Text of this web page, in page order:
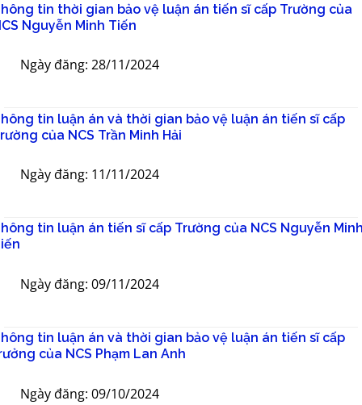
tin thời gian bảo vệ luận án tiến sĩ cấp Trường của
Nguyễn Minh Tiến
Ngày đăng: 28/11/2024
tin luận án và thời gian bảo vệ luận án tiến sĩ cấp
của NCS Trần Minh Hải
Ngày đăng: 11/11/2024
tin luận án tiến sĩ cấp Trường của NCS Nguyễn
Ngày đăng: 09/11/2024
tin luận án và thời gian bảo vệ luận án tiến sĩ cấp
của NCS Phạm Lan Anh
Ngày đăng: 09/10/2024